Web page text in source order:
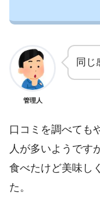
管理人
同じ
口コミを調べても
人が多いようです
食べたけど美味し
た。